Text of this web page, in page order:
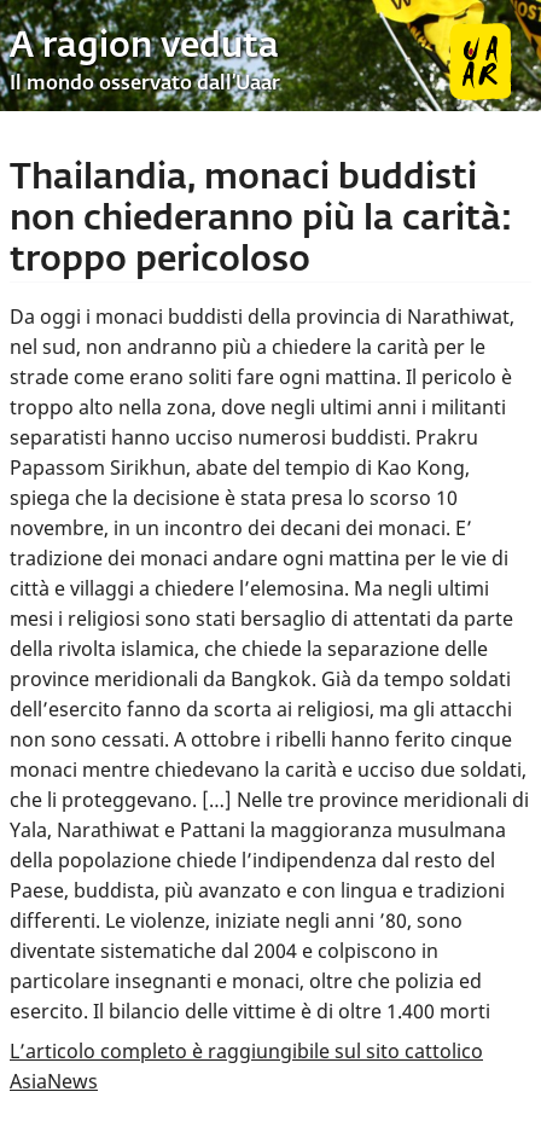
A ragion veduta
Il mondo osservato dall’Uaar
Thailandia, monaci buddisti
non chiederanno più la carità:
troppo pericoloso
Da oggi i monaci buddisti della provincia di Narathiwat,
nel sud, non andranno più a chiedere la carità per le
strade come erano soliti fare ogni mattina. Il pericolo è
troppo alto nella zona, dove negli ultimi anni i militanti
separatisti hanno ucciso numerosi buddisti. Prakru
Papassom Sirikhun, abate del tempio di Kao Kong,
spiega che la decisione è stata presa lo scorso 10
novembre, in un incontro dei decani dei monaci. E’
tradizione dei monaci andare ogni mattina per le vie di
città e villaggi a chiedere l’elemosina. Ma negli ultimi
mesi i religiosi sono stati bersaglio di attentati da parte
della rivolta islamica, che chiede la separazione delle
province meridionali da Bangkok. Già da tempo soldati
dell’esercito fanno da scorta ai religiosi, ma gli attacchi
non sono cessati. A ottobre i ribelli hanno ferito cinque
monaci mentre chiedevano la carità e ucciso due soldati,
che li proteggevano. […] Nelle tre province meridionali di
Yala, Narathiwat e Pattani la maggioranza musulmana
della popolazione chiede l’indipendenza dal resto del
Paese, buddista, più avanzato e con lingua e tradizioni
differenti. Le violenze, iniziate negli anni ’80, sono
diventate sistematiche dal 2004 e colpiscono in
particolare insegnanti e monaci, oltre che polizia ed
esercito. Il bilancio delle vittime è di oltre 1.400 morti
L’articolo completo è raggiungibile sul sito cattolico
AsiaNews